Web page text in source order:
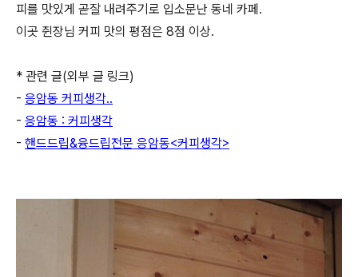
피를 맛있게 곧잘 내려주기로 입소문난 동네 카페.
이곳 쥔장님 커피 맛의 평점은 8점 이상.
* 관련 글(외부 글 링크)
- 응암동 커피생각..
- 응암동 : 커피생각
- 핸드드립&융드립전문 응암동<커피생각>